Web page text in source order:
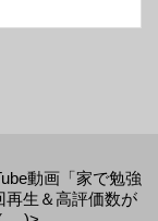
動画「家で勉強
再生＆高評価数が